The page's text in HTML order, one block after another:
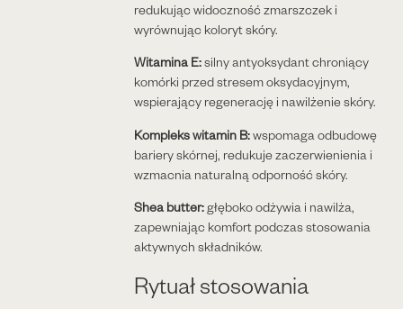
redukując widoczność zmarszczek i
wyrównując koloryt skóry.
Witamina E:silny antyoksydant chroniący
komórki przed stresem oksydacyjnym,
wspierający regenerację i nawilżenie skóry.
Kompleks witamin B:wspomaga odbudowę
bariery skórnej, redukuje zaczerwienienia i
wzmacnia naturalną odporność skóry.
Shea butter:głęboko odżywia i nawilża,
zapewniając komfort podczas stosowania
aktywnych składników.
Rytuał stosowania